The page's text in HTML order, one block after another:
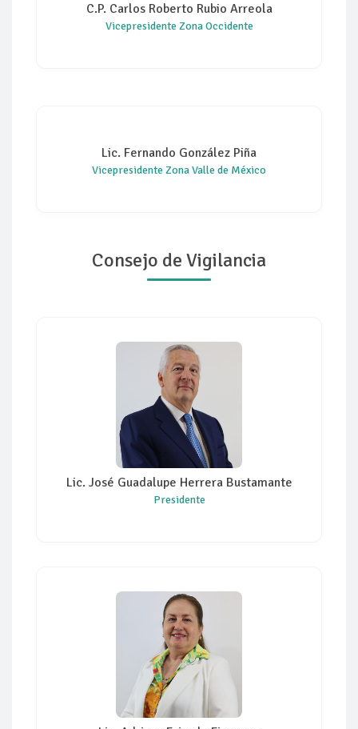
C.P. Carlos Roberto Rubio Arreola
Vicepresidente Zona Occidente
Lic. Fernando González Piña
Vicepresidente Zona Valle de México
Consejo de Vigilancia
Lic. José Guadalupe Herrera Bustamante
Presidente